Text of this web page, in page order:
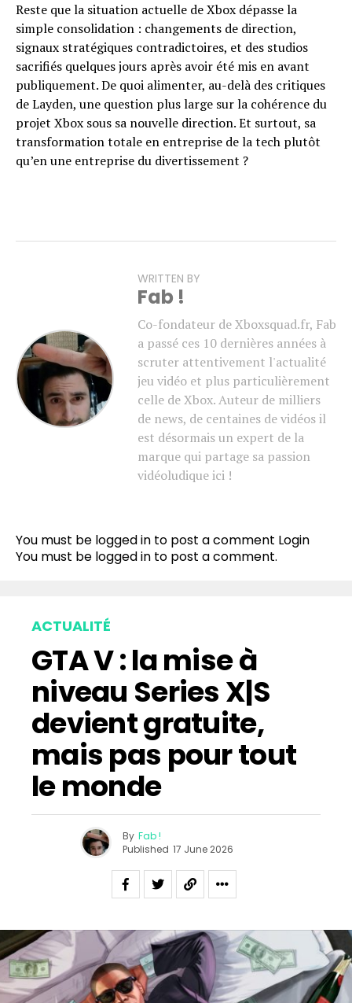
Reste que la situation actuelle de Xbox dépasse la
simple consolidation : changements de direction,
signaux stratégiques contradictoires, et des studios
sacrifiés quelques jours après avoir été mis en avant
publiquement. De quoi alimenter, au-delà des critiques
de Layden, une question plus large sur la cohérence du
projet Xbox sous sa nouvelle direction. Et surtout, sa
transformation totale en entreprise de la tech plutôt
qu’en une entreprise du divertissement ?
WRITTEN BY
Fab !
Co-fondateur de Xboxsquad.fr, Fab
a passé ces 10 dernières années à
scruter attentivement l'actualité
jeu vidéo et plus particulièrement
celle de Xbox. Auteur de milliers
de news, de centaines de vidéos il
est désormais un expert de la
marque qui partage sa passion
vidéoludique ici !
You must be logged in to post a comment Login
You must be logged in to post a comment.
ACTUALITÉ
GTA V : la mise à
niveau Series X|S
devient gratuite,
mais pas pour tout
le monde
By Fab !
Published 17 June 2026